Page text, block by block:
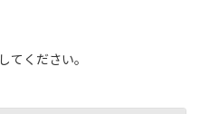
してください。